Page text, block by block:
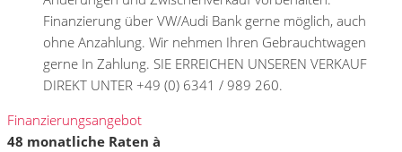
Finanzierung über VW/Audi Bank gerne möglich, auch
ohne Anzahlung. Wir nehmen Ihren Gebrauchtwagen
gerne In Zahlung. SIE ERREICHEN UNSEREN VERKAUF
DIREKT UNTER +49 (0) 6341 / 989 260.
Finanzierungsangebot
48 monatliche Raten à